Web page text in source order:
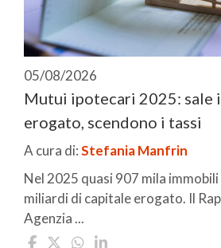
05/08/2026
Mutui ipotecari 2025: sale
erogato, scendono i tassi
A cura di:Stefania Manfrin
Nel 2025 quasi 907 mila
miliardi di capitale erogato. Il
Agenzia ...